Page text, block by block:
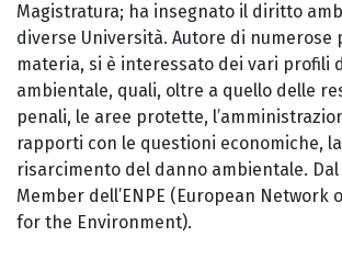
Magistratura; ha insegnato il diritto
diverse Università. Autore di numerose
materia, si è interessato dei vari profili
ambientale, quali, oltre a quello delle
penali, le aree protette,
rapporti con le questioni economiche,
risarcimento del danno ambientale. Dal
Member dell’ENPE (European Network
for the Environment).